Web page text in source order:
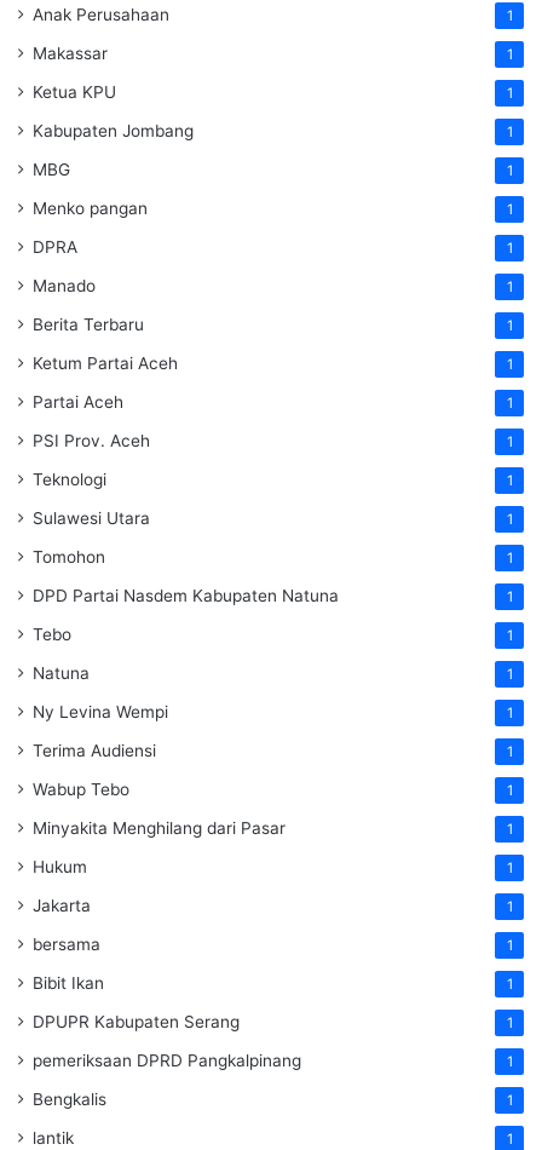
Anak Perusahaan 1
Makassar 1
Ketua KPU 1
Kabupaten Jombang 1
MBG 1
Menko pangan 1
DPRA 1
Manado 1
Berita Terbaru 1
Ketum Partai Aceh 1
Partai Aceh 1
PSI Prov. Aceh 1
Teknologi 1
Sulawesi Utara 1
Tomohon 1
DPD Partai Nasdem Kabupaten Natuna 1
Tebo 1
Natuna 1
Ny Levina Wempi 1
Terima Audiensi 1
Wabup Tebo 1
Minyakita Menghilang dari Pasar 1
Hukum 1
Jakarta 1
bersama 1
Bibit Ikan 1
DPUPR Kabupaten Serang 1
pemeriksaan DPRD Pangkalpinang 1
Bengkalis 1
lantik 1